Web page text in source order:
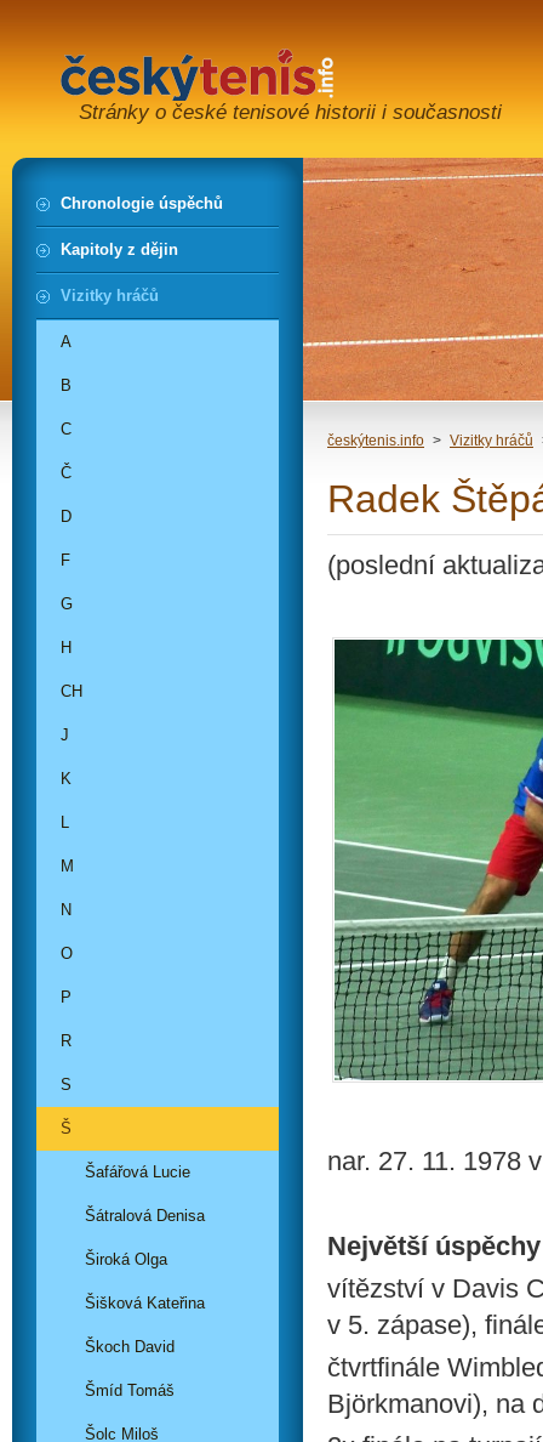
Stránky o české tenisové historii i současnosti
českýtenis.info > Vizitky hráčů
Radek
(poslední
nar. 27. 11. 1978
Největší
vítězství v Davis
v 5. zápase),
čtvrtfinále
Björkmanovi), na
Chronologie úspěchů
Kapitoly z dějin
Vizitky hráčů
A
B
C
Č
D
F
G
H
CH
J
K
L
M
N
O
P
R
S
Š
Šafářová Lucie
Šátralová Denisa
Široká Olga
Šišková Kateřina
Škoch David
Šmíd Tomáš
Šolc Miloš